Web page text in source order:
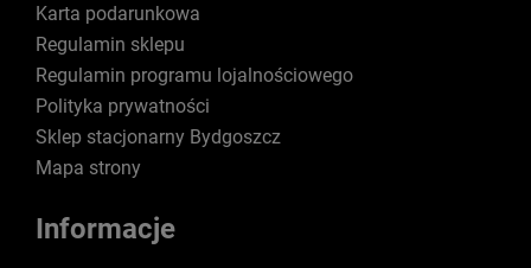
Karta podarunkowa
Regulamin sklepu
Regulamin programu lojalnościowego
Polityka prywatności
Sklep stacjonarny Bydgoszcz
Mapa strony
Informacje